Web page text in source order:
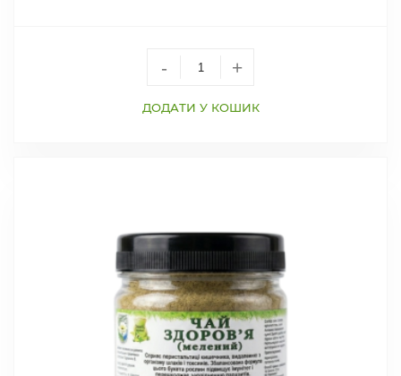
- +
ДОДАТИ У КОШИК